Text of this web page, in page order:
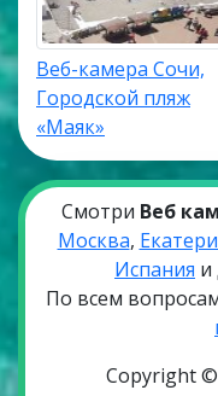
Веб-камера Сочи,
Городской пляж
«Маяк»
Смотри Веб
Москва,
Испания и
По всем
Copyright